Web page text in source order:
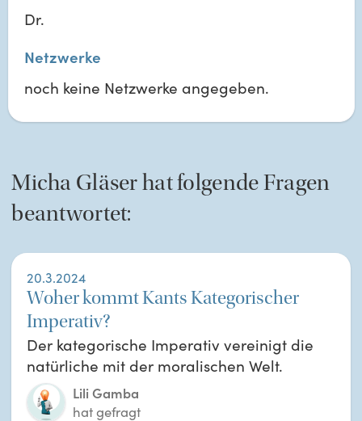
Dr.
Netzwerke
noch keine Netzwerke angegeben.
Micha Gläserhat folgende Fragen
beantwortet:
20.3.2024
Woher kommt Kants Kategorischer
Imperativ?
Der kategorische Imperativ vereinigt die
natürliche mit der moralischen Welt.
Lili Gamba
hat gefragt